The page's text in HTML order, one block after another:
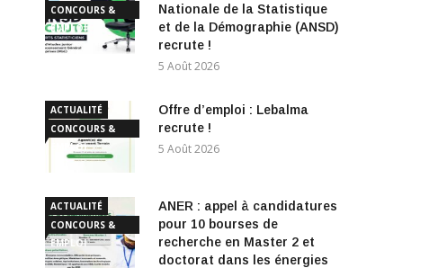
CONCOURS &
EMPLOI
Nationale de la Statistique
et de la Démographie (ANSD)
recrute !
5 Août 2026
ACTUALITÉ
CONCOURS &
EMPLOI
Offre d’emploi : Lebalma
recrute !
5 Août 2026
ACTUALITÉ
CONCOURS &
EMPLOI
ANER : appel à candidatures
pour 10 bourses de
recherche en Master 2 et
doctorat dans les énergies